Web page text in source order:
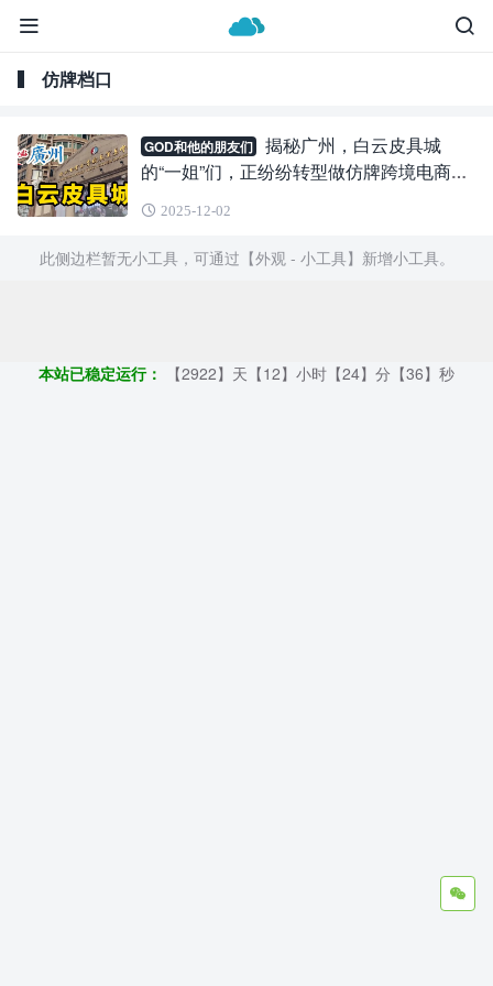
仿牌档口
GOD和他的朋友们
揭秘广州，白云皮具城
的“一姐”们，正纷纷转型做仿牌跨境电商出
海。
2025-12-02
此侧边栏暂无小工具，可通过【外观 - 小工具】新增小工具。
本站已稳定运行：
【2922】天【12】小时【24】分【37】秒